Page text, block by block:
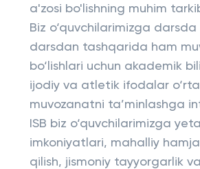
a'zosi bo'lishning muhim
Biz o‘quvchilarimizga darsda
darsdan tashqarida ham
bo‘lishlari uchun akademik
ijodiy va atletik ifodalar
muvozanatni ta’minlashga
ISB biz o‘quvchilarimizga
imkoniyatlari, mahalliy
qilish, jismoniy tayyorgarlik